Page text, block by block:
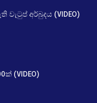
අර්බුදය (VIDEO)
(VIDEO)